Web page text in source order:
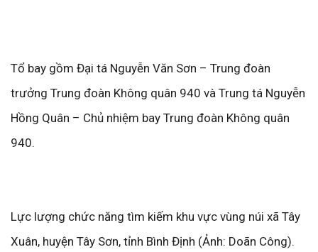
Tổ bay gồm Đại tá Nguyễn Văn Sơn – Trung đoàn
trưởng Trung đoàn Không quân 940 và Trung tá Nguyễn
Hồng Quân – Chủ nhiệm bay Trung đoàn Không quân
940.
Lực lượng chức năng tìm kiếm khu vực vùng núi xã Tây
Xuân, huyện Tây Sơn, tỉnh Bình Định (Ảnh: Doãn Công).